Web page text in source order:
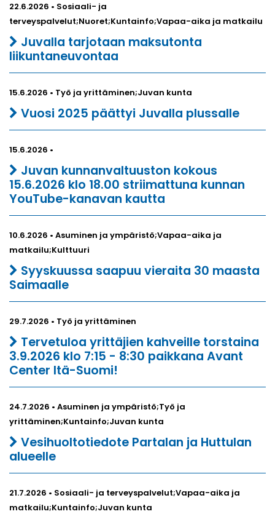
22.6.2026 • Sosiaali- ja
terveyspalvelut;Nuoret;Kuntainfo;Vapaa-aika ja matkailu
Juvalla tarjotaan maksutonta
liikuntaneuvontaa
15.6.2026 • Työ ja yrittäminen;Juvan kunta
Vuosi 2025 päättyi Juvalla plussalle
15.6.2026 •
Juvan kunnanvaltuuston kokous
15.6.2026 klo 18.00 striimattuna kunnan
YouTube-kanavan kautta
10.6.2026 • Asuminen ja ympäristö;Vapaa-aika ja
matkailu;Kulttuuri
Syyskuussa saapuu vieraita 30 maasta
Saimaalle
29.7.2026 • Työ ja yrittäminen
Tervetuloa yrittäjien kahveille torstaina
3.9.2026 klo 7:15 - 8:30 paikkana Avant
Center Itä-Suomi!
24.7.2026 • Asuminen ja ympäristö;Työ ja
yrittäminen;Kuntainfo;Juvan kunta
Vesihuoltotiedote Partalan ja Huttulan
alueelle
21.7.2026 • Sosiaali- ja terveyspalvelut;Vapaa-aika ja
matkailu;Kuntainfo;Juvan kunta